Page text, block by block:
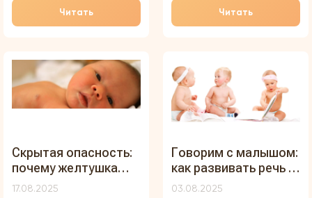
период. Младенец только
начинает адаптироваться
полной мере
регулировать
температуру
Читать
Но когда за окном холод,
морозы и длинные зимние
том, как сделать сон
ребёнка
Читать
Скрытая опасность:
почему желтушка
может усилиться уже
17.08.2025
Говорим с малышом:
как развивать речь с
первых месяцев
03.08.2025